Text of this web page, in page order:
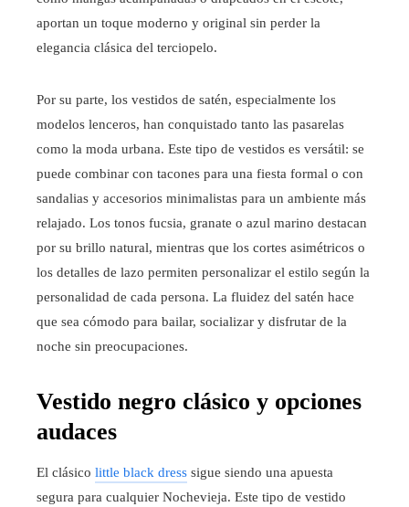
aportan un toque moderno y original sin perder la
elegancia clásica del terciopelo.
Por su parte, los vestidos de satén, especialmente los
modelos lenceros, han conquistado tanto las pasarelas
como la moda urbana. Este tipo de vestidos es versátil: se
puede combinar con tacones para una fiesta formal o con
sandalias y accesorios minimalistas para un ambiente más
relajado. Los tonos fucsia, granate o azul marino destacan
por su brillo natural, mientras que los cortes asimétricos o
los detalles de lazo permiten personalizar el estilo según la
personalidad de cada persona. La fluidez del satén hace
que sea cómodo para bailar, socializar y disfrutar de la
noche sin preocupaciones.
Vestido negro clásico y opciones
audaces
El clásico little black dress sigue siendo una apuesta
segura para cualquier Nochevieja. Este tipo de vestido